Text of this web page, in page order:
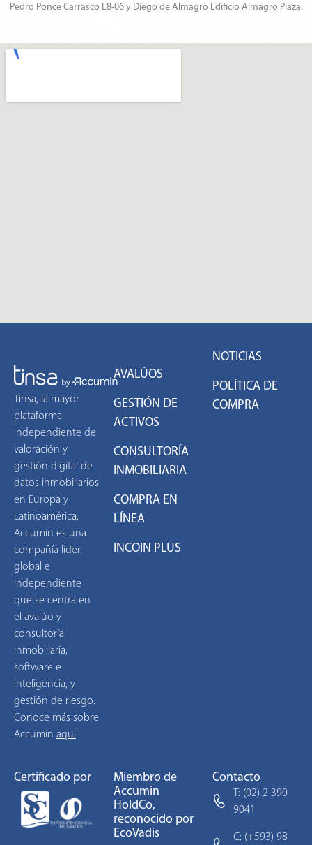
Pedro Ponce Carrasco E8-06 y Diego de Almagro Edificio Almagro Plaza.
Tinsa, la mayor
plataforma
independiente de
valoración y
gestión digital de
datos inmobiliarios
en Europa y
Latinoamérica.
Accumin es una
compañía líder,
global e
independiente
que se centra en
el avalúo y
consultoría
inmobiliaria,
software e
inteligencia, y
gestión de riesgo.
Conoce más sobre
Accumin aquí.
AVALÚOS
GESTIÓN DE
ACTIVOS
CONSULTORÍA
INMOBILIARIA
COMPRA EN
LÍNEA
INCOIN PLUS
NOTICIAS
POLÍTICA DE
COMPRA
Certificado por
Miembro de
Accumin
HoldCo,
reconocido por
EcoVadis
Contacto
T: (02) 2 390
9041
C: (+593) 98